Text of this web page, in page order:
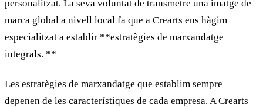
personalitzat. La seva voluntat de transmetre una imatge de
marca global a nivell local fa que a Crearts ens hàgim
especialitzat a establir **estratègies de marxandatge
integrals. **
Les estratègies de marxandatge que establim sempre
depenen de les característiques de cada empresa. A Crearts